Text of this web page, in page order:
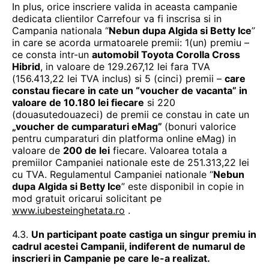
In plus, orice inscriere valida in aceasta campanie
dedicata clientilor Carrefour va fi inscrisa si in
Campania nationala “Nebun dupa Algida si Betty Ice”
in care se acorda urmatoarele premii: 1(un) premiu –
ce consta intr-un automobil Toyota Corolla Cross
Hibrid, in valoare de 129.267,12 lei fara TVA
(156.413,22 lei TVA inclus) si 5 (cinci) premii – care
constau fiecare in cate un “voucher de vacanta” in
valoare de 10.180 lei fiecare si 220
(douasutedouazeci) de premii ce constau in cate un
„voucher de cumparaturi eMag” (bonuri valorice
pentru cumparaturi din platforma online eMag) in
valoare de 200 de lei fiecare. Valoarea totala a
premiilor Campaniei nationale este de 251.313,22 lei
cu TVA. Regulamentul Campaniei nationale “Nebun
dupa Algida si Betty Ice” este disponibil in copie in
mod gratuit oricarui solicitant pe
www.iubesteinghetata.ro .
4.3. Un participant poate castiga un singur premiu in
cadrul acestei Campanii, indiferent de numarul de
inscrieri in Campanie pe care le-a realizat.